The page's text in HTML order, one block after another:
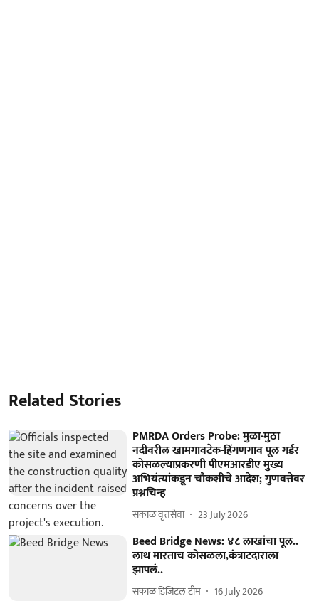
Related Stories
PMRDA Orders Probe: मुळा-मुठा
नदीवरील खामगावटेक-हिंगणगाव पूल गर्डर
कोसळल्याप्रकरणी पीएमआरडीए मुख्य
अभियंत्यांकडून चौकशीचे आदेश; गुणवत्तेवर
प्रश्नचिन्ह
सकाळ वृत्तसेवा 23 July 2026
Beed Bridge News: ४८ लाखांचा पूल..
लाथ मारताच कोसळला,कंत्राटदाराला
झापलं..
सकाळ डिजिटल टीम 16 July 2026